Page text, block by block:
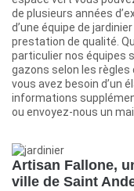
de plusieurs années
d’une équipe de
prestation de qualité.
particulier nos équipes
gazons selon les règles
vous avez besoin d’un
informations
ou envoyez-nous un mail.
Artisan Fallone,
ville de Saint